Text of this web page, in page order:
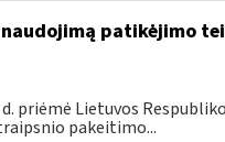
patikėjimo
priėmė Lietuvos
pakeitimo...